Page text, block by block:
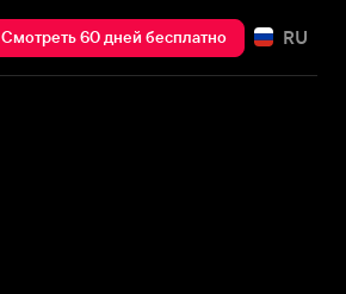
Смотреть 60 дней бесплатно RU